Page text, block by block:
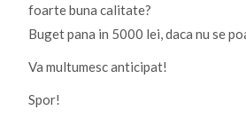
foarte buna calitate?
Buget pana in 5000 lei, daca nu se
Va multumesc anticipat!
Spor!